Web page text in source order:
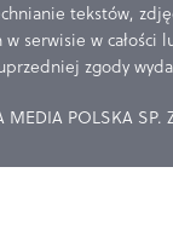
tekstów,
serwisie w całości
zgody
MEDIA POLSKA SP.